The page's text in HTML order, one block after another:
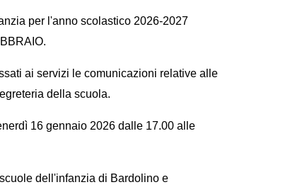
per l'anno scolastico 2026-2027
ai servizi le comunicazioni relative alle
della scuola.
16 gennaio 2026 dalle 17.00 alle
dell'infanzia di Bardolino e